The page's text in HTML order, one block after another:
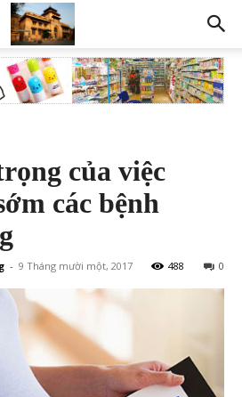
của việc
các bệnh
- 9 Tháng mười một, 2017 0
488